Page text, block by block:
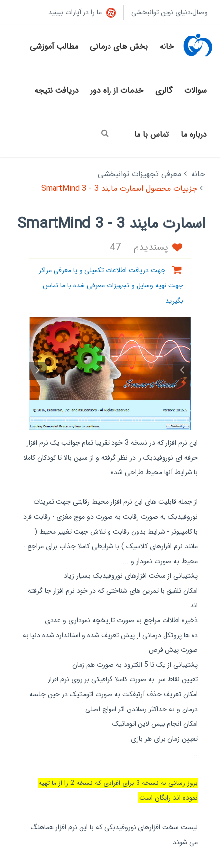
وصال،دنیای نوین توانبخشی ما را در آپارات ببینید
خانه بخش های درمانی مطالب آموزشی
سوالات گالری خدمات از راه دور دریافت نتیجه
درباره ما تماس با ما
خانه
معرفی تجهیزات توانبخشی
جزییات محصول اسمارت مایند 3 - SmartMind 3
اسمارت مایند 3 - SmartMind 3
پسندیدم 47
جهت دریافت اطلاعات تکمیلی و یا معرفی مراکز
جهت تهیه وسایل و تجهیزات معرفی شده با ما تماس
بگیرید
این نرم افزار که در نسخه 3 خود تقریبا تمام جوانب یک نرم افزار
حرفه ای نوروفیدبک را در نظر گرفته و از سنین بالا تا کودکان کاملا
با شرایط آنها محیط طراحی شده
از جمله قابلیت های این نرم افزار محیط رقابتی جهت تمرینات
نوروفیدبک به صورت رقابت به صورت دو موج مغزی - رقابت فرد
با کامپیوتر - شرایط بدون رقابت و تلاش جهت تغییر محیط (
مانند نرم افزارهای کلاسیک ) با شرایطی کاملا جذاب برای مراجع -
محیط به صورت نمودار و ...
پشتیبانی از سخت افزارهای نوروفیدبک بسیار زیاد
امکان تلفیق با تمرین های شناختی که در خود نرم افزار جا گرفته
اند
ذخیره اطلاات مراجع به صورت تاریخچه نموداری و عددی
ده ها پروتکل درمانی از پیش تعریف شده و استاندارد شده دنیا به
صورت پیش فرض
پشتیبانی از یک تا 5 الکترود به صورت هم زمان
تعیین نقاط سر به صورت کاملا گرافیکی بر روی نرم افزار
امکان تعریف حذف آرتیفکت به صورت اتوماتیک در حین جلسه
درمان و به حداکثر رساندن اثر امواج اصلی
امکان انجام بیس لاین اتوماتیک
تعیین زمان برای هر بازی
...
بروز رسانی به نسخه 3 برای افرادی که نسخه 2 را از ما تهیه
نموده اند رایگان است
لیست سخت افزارهای نوروفیدبکی که با این نرم افزار هماهنگ
می شوند